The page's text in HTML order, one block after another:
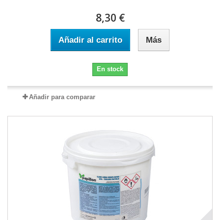
8,30 €
Añadir al carrito Más
En stock
Añadir para comparar